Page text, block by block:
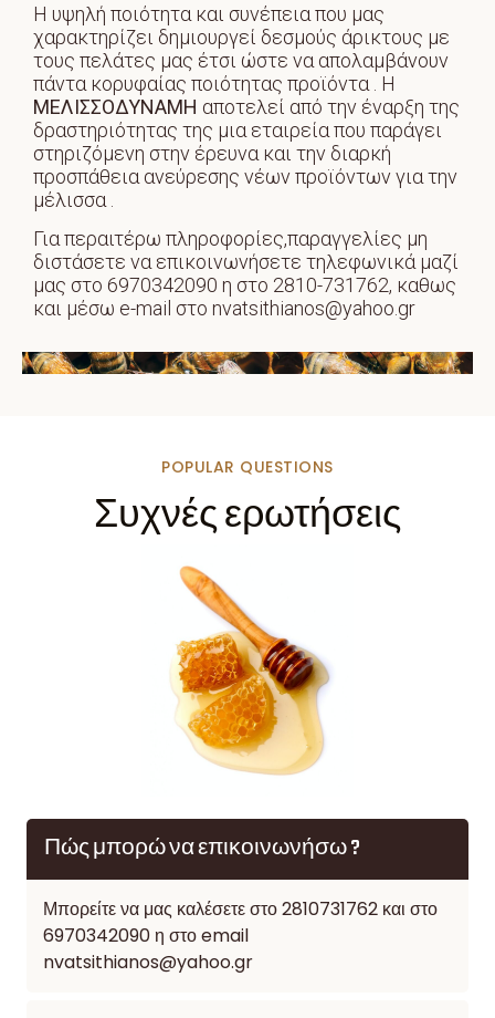
Η υψηλή ποιότητα και συνέπεια που μας
χαρακτηρίζει δημιουργεί δεσμούς άρικτους με
τους πελάτες μας έτσι ώστε να απολαμβάνουν
πάντα κορυφαίας ποιότητας προϊόντα . Η
ΜΕΛΙΣΣΟΔΥΝΑΜΗ αποτελεί από την έναρξη της
δραστηριότητας της μια εταιρεία που παράγει
στηριζόμενη στην έρευνα και την διαρκή
προσπάθεια ανεύρεσης νέων προϊόντων για την
μέλισσα .
Για περαιτέρω πληροφορίες,παραγγελίες μη
διστάσετε να επικοινωνήσετε τηλεφωνικά μαζί
μας στο 6970342090 η στο 2810-731762, καθως
και μέσω e-mail στο nvatsithianos@yahoo.gr
POPULAR QUESTIONS
Συχνές ερωτήσεις
Πώς μπορώ να επικοινωνήσω ?
Μπορείτε να μας καλέσετε στο 2810731762 και στο
6970342090 η στο email
nvatsithianos@yahoo.gr